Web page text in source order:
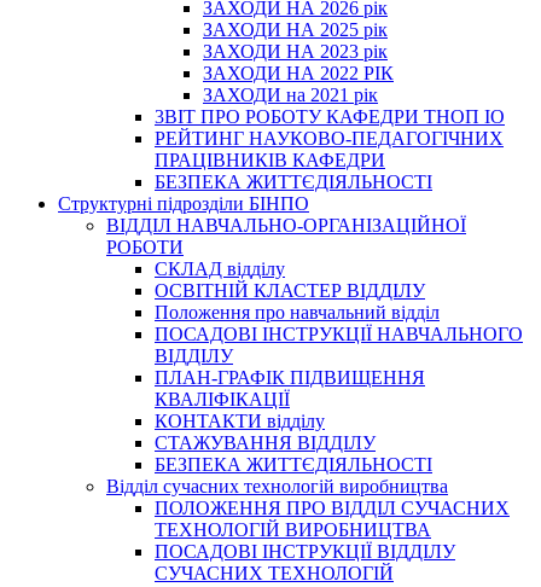
ЗАХОДИ НА 2026 рік
ЗАХОДИ НА 2025 рік
ЗАХОДИ НА 2023 рік
ЗАХОДИ НА 2022 РІК
ЗАХОДИ на 2021 рік
3BIT ПРО РОБОТУ КАФЕДРИ ТНОП ІО
РЕЙТИНГ НАУКОВО-ПЕДАГОГІЧНИХ
ПРАЦІВНИКІВ КАФЕДРИ
БЕЗПЕКА ЖИТТЄДІЯЛЬНОСТІ
Структурні підрозділи БІНПО
ВІДДІЛ НАВЧАЛЬНО-ОРГАНІЗАЦІЙНОЇ
РОБОТИ
СКЛАД відділу
ОСВІТНІЙ КЛАСТЕР ВІДДІЛУ
Положення про навчальний вiддiл
ПОСАДОВІ ІНСТРУКЦІЇ НАВЧАЛЬНОГО
ВІДДІЛУ
ПЛАН-ГРАФІК ПІДВИЩЕННЯ
КВАЛІФІКАЦІЇ
КОНТАКТИ відділу
СТАЖУВАННЯ ВІДДІЛУ
БЕЗПЕКА ЖИТТЄДІЯЛЬНОСТІ
Відділ сучасних технологій виробництва
ПОЛОЖЕННЯ ПРО ВІДДІЛ СУЧАСНИХ
ТЕХНОЛОГІЙ ВИРОБНИЦТВА
ПОСАДОВІ ІНСТРУКЦІЇ ВІДДІЛУ
СУЧАСНИХ ТЕХНОЛОГІЙ